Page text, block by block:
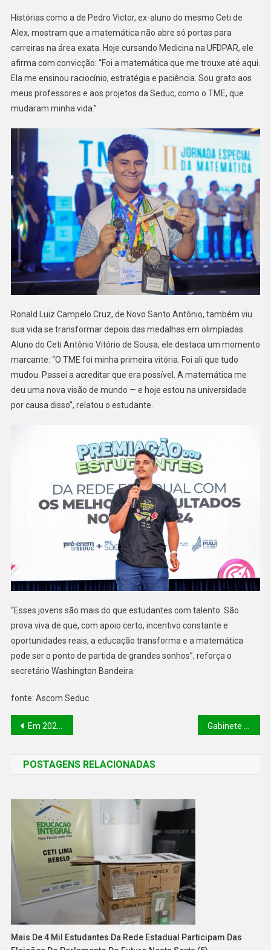
Histórias como a de Pedro Victor, ex-aluno do mesmo Ceti de
Alex, mostram que a matemática não abre só portas para
carreiras na área exata. Hoje cursando Medicina na UFDPAR, ele
afirma com convicção: “Foi a matemática que me trouxe até aqui.
Ela me ensinou raciocínio, estratégia e paciência. Sou grato aos
meus professores e aos projetos da Seduc, como o TME, que
mudaram minha vida.”
Ronald Luiz Campelo Cruz, de Novo Santo Antônio, também viu
sua vida se transformar depois das medalhas em olimpíadas.
Aluno do Ceti Antônio Vitório de Sousa, ele destaca um momento
marcante: “O TME foi minha primeira vitória. Foi ali que tudo
mudou. Passei a acreditar que era possível. A matemática me
deu uma nova visão de mundo — e hoje estou na universidade
por causa disso”, relatou o estudante.
“Esses jovens são mais do que estudantes com talento. São
prova viva de que, com apoio certo, incentivo constante e
oportunidades reais, a educação transforma e a matemática
pode ser o ponto de partida de grandes sonhos”, reforça o
secretário Washington Bandeira.
fonte: Ascom Seduc
Em 2025, Carretinha da Saúde já realizou 10 mil atendimentos em 21 municípios do Piauí Gabinete de Crise reúne órgãos para fortalecer ações e capacitação contra a seca no Piauí
POSTAGENS RELACIONADAS
Mais De 4 Mil Estudantes Da Rede Estadual Participam Das